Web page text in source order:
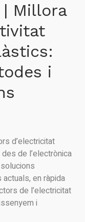
Millora
i
d’electricitat
de l’electrònica
en ràpida
de l’electricitat
i